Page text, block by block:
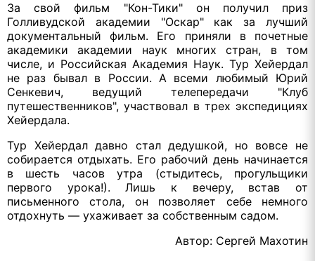
За свой фильм "Кон-Тики" он получил приз
Голливудской академии "Оскар" как за лучший
документальный фильм. Его приняли в почетные
академики академии наук многих стран, в том
числе, и Российская Академия Наук. Тур Хейердал
не раз бывал в России. А всеми любимый Юрий
Сенкевич, ведущий телепередачи "Клуб
путешественников", участвовал в трех экспедициях
Хейердала.
Тур Хейердал давно стал дедушкой, но вовсе не
собирается отдыхать. Его рабочий день начинается
в шесть часов утра (стыдитесь, прогульщики
первого урока!). Лишь к вечеру, встав от
письменного стола, он позволяет себе немного
отдохнуть — ухаживает за собственным садом.
Автор: Сергей Махотин